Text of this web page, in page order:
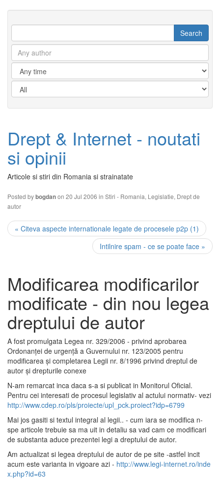
Drept & Internet - noutati
si opinii
Articole si stiri din Romania si strainatate
Posted bybogdanon 20 Jul 2006 in Stiri - Romania, Legislatie, Drept de
autor
« Citeva aspecte internationale legate de procesele p2p (1)
Intilnire spam - ce se poate face »
Modificarea modificarilor
modificate - din nou legea
dreptului de autor
A fost promulgata Legea nr. 329/2006 - privind aprobarea
Ordonanţei de urgenţă a Guvernului nr. 123/2005 pentru
modificarea şi completarea Legii nr. 8/1996 privind dreptul de
autor şi drepturile conexe
N-am remarcat inca daca s-a si publicat in Monitorul Oficial.
Pentru cei interesati de procesul legislativ al actului normativ- vezi
http://www.cdep.ro/pls/proiecte/upl_pck.proiect?idp=6799
Mai jos gasiti si textul integral al legii.. - cum iara se modifica n-
spe articole trebuie sa ma uit in detaliu sa vad cam ce modificari
de substanta aduce prezentei legi a dreptului de autor.
Am actualizat si legea dreptului de autor de pe site -astfel incit
acum este varianta in vigoare azi - http://www.legi-internet.ro/inde
x.php?id=63